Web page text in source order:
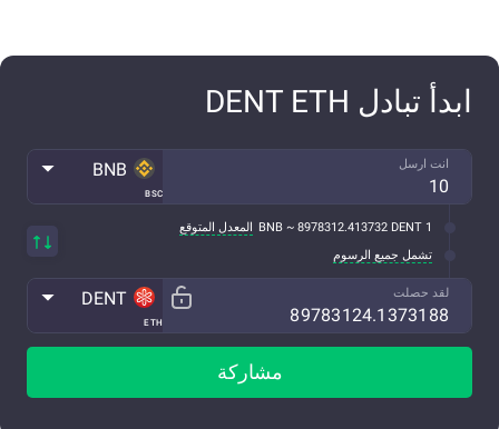
ابدأ تبادل DENT ETH
انت ارسل
BSC
BNB
1 BNB ~ 8978312.413732 DENT
المعدل المتوقع
تشمل جميع الرسوم
لقد حصلت
ETH
DENT
مشاركة